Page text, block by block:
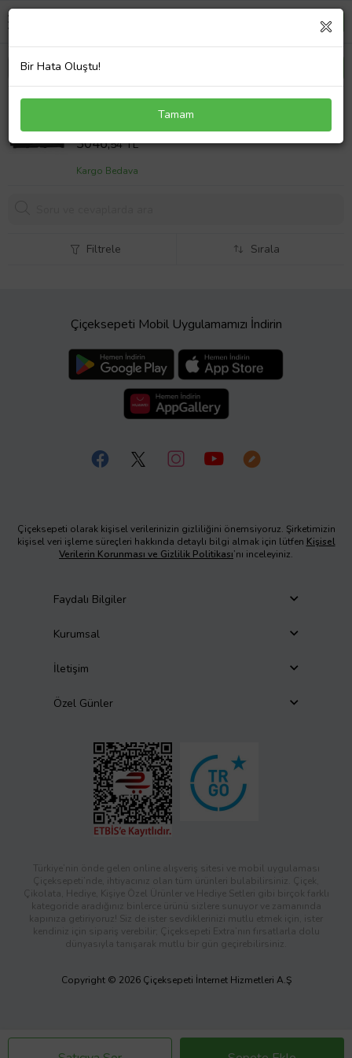
Asus A551L Laptop Batarya ile Uyumlu Pil (Çok
Sepet Fiyatı
3046,54 TL
Kargo Bedava
Filtrele Sırala
Çiçeksepeti Mobil Uygulamamızı İndirin
Çiçeksepeti olarak kişisel verilerinizin gizliliğini önemsiyoruz. Şirketimizin
kişisel veri işleme süreçleri hakkında detaylı bilgi almak için lütfen Kişisel
Verilerin Korunması ve Gizlilik Politikası’nı inceleyiniz.
Faydalı Bilgiler
Kurumsal
İletişim
Özel Günler
Türkiye’nin önde gelen online alışveriş sitesi ve mobil uygulaması
Çiçeksepeti’nde, ihtiyacınız olan tüm ürünleri bulabilirsiniz. Çiçek,
Çikolata, Hediye, Kişiye Özel Ürünler ve Hediye Setleri gibi birçok farklı
kategoride aradığınız binlerce ürünü sizlere sunuyor ve zamanında
kapınıza getiriyoruz! Siz de ister sevdiklerinizi mutlu etmek için, ister
kendiniz için sipariş verebilir; Çiçeksepeti Extra’nın fırsatlarla dolu
dünyasıyla tanışarak mutlu bir gün geçirebilirsiniz.
Copyright © 2026 Çiçeksepeti İnternet Hizmetleri A.Ş
Bir Hata Oluştu!
Tamam